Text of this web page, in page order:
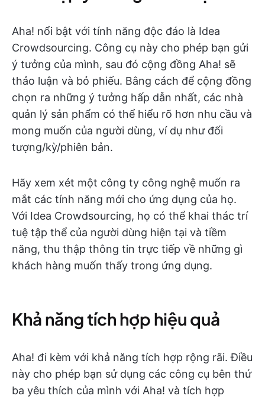
Aha! nổi bật với tính năng độc đáo là Idea
Crowdsourcing. Công cụ này cho phép bạn gửi
ý tưởng của mình, sau đó cộng đồng Aha! sẽ
thảo luận và bỏ phiếu. Bằng cách để cộng đồng
chọn ra những ý tưởng hấp dẫn nhất, các nhà
quản lý sản phẩm có thể hiểu rõ hơn nhu cầu và
mong muốn của người dùng, ví dụ như đối
tượng/kỳ/phiên bản.
Hãy xem xét một công ty công nghệ muốn ra
mắt các tính năng mới cho ứng dụng của họ.
Với Idea Crowdsourcing, họ có thể khai thác trí
tuệ tập thể của người dùng hiện tại và tiềm
năng, thu thập thông tin trực tiếp về những gì
khách hàng muốn thấy trong ứng dụng.
Khả năng tích hợp hiệu quả
Aha! đi kèm với khả năng tích hợp rộng rãi. Điều
này cho phép bạn sử dụng các công cụ bên thứ
ba yêu thích của mình với Aha! và tích hợp